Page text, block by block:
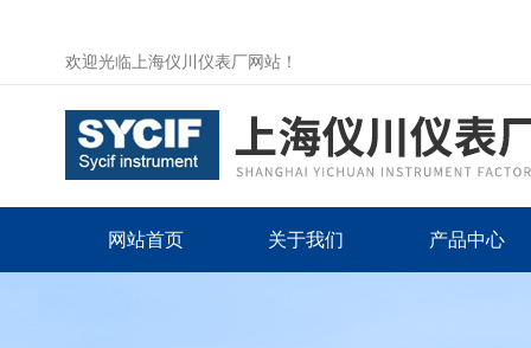
欢迎光临上海仪川仪表厂网站！
网站首页 关于我们 产品中心